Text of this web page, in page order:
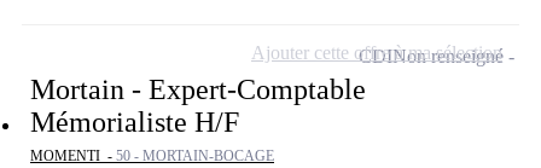
Mortain - Expert-Comptable
Mémorialiste H/F
MOMENTI - 50 - MORTAIN-BOCAGE
CDINon renseigné
Ajouter cette offre à ma sélection